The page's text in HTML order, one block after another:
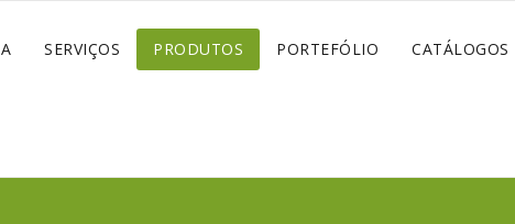
SERVIÇOS PRODUTOS PORTEFÓLIO CATÁLOGOS